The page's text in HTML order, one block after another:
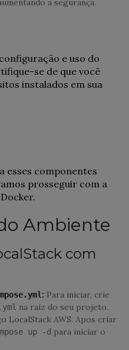
a segurança.
e uso do
se de que você
instalados em sua
esses componentes
prosseguir com a
Ambiente
com
: Para iniciar, crie
na raiz do seu projeto.
LocalStack AWS. Apos criar
up -d para iniciar o